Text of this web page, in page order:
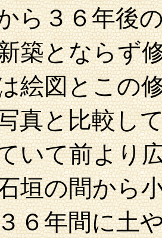
ら３６年後
築とならず
絵図とこの
真と比較し
いて前より
垣の間から
６年間に土